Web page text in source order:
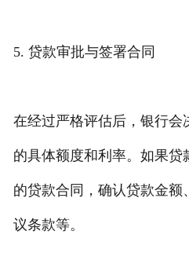
5. 贷款审批与签署合同
在经过严格评估后，银行会
的具体额度和利率。如果贷
的贷款合同，确认贷款金
议条款等。